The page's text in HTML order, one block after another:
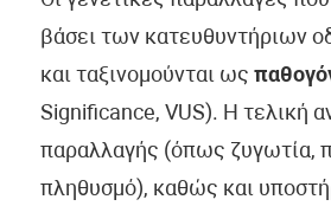
βάσει των κατευθυντήριων
και ταξινομούνται ως
Significance, VUS). Η τελική
παραλλαγής (όπως ζυγωτία,
πληθυσμό), καθώς και